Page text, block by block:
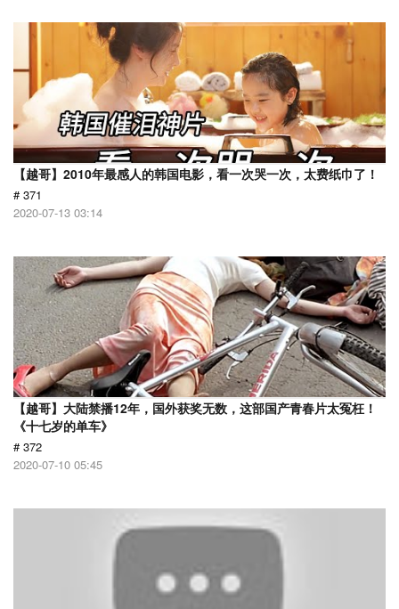
【越哥】2010年最感人的韩国电影，看一次哭一次，太费纸巾了！
# 371
2020-07-13 03:14
【越哥】大陆禁播12年，国外获奖无数，这部国产青春片太冤枉！
《十七岁的单车》
# 372
2020-07-10 05:45